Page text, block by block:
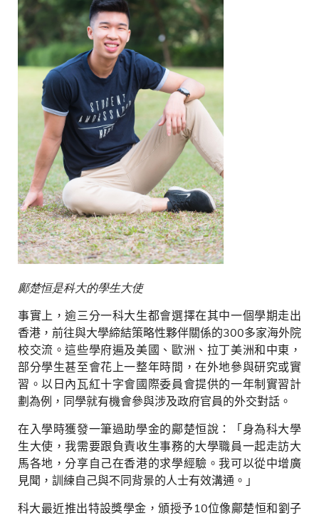
鄺楚恒是科大的學生大使
事實上，逾三分一科大生都會選擇在其中一個學期走出
香港，前往與大學締結策略性夥伴關係的300多家海外院
校交流。這些學府遍及美國、歐洲、拉丁美洲和中東，
部分學生甚至會花上一整年時間，在外地參與研究或實
習。以日內瓦紅十字會國際委員會提供的一年制實習計
劃為例，同學就有機會參與涉及政府官員的外交對話。
在入學時獲發一筆過助學金的鄺楚恒說：「身為科大學
生大使，我需要跟負責收生事務的大學職員一起走訪大
馬各地，分享自己在香港的求學經驗。我可以從中增廣
見聞，訓練自己與不同背景的人士有效溝通。」
科大最近推出特設獎學金，頒授予10位像鄺楚恒和劉子